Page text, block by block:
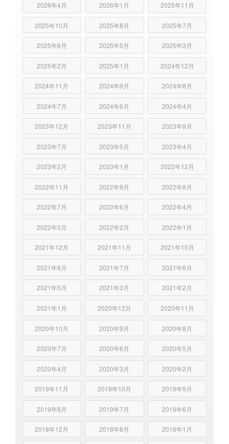
2026年4月 2026年1月 2025年11月
2025年10月 2025年8月 2025年7月
2025年6月 2025年5月 2025年3月
2025年2月 2025年1月 2024年12月
2024年11月 2024年9月 2024年8月
2024年7月 2024年6月 2024年4月
2023年12月 2023年11月 2023年9月
2023年7月 2023年5月 2023年4月
2023年2月 2023年1月 2022年12月
2022年11月 2022年9月 2022年8月
2022年7月 2022年6月 2022年4月
2022年3月 2022年2月 2022年1月
2021年12月 2021年11月 2021年10月
2021年8月 2021年7月 2021年6月
2021年5月 2021年3月 2021年2月
2021年1月 2020年12月 2020年11月
2020年10月 2020年9月 2020年8月
2020年7月 2020年6月 2020年5月
2020年4月 2020年3月 2020年2月
2019年11月 2019年10月 2019年9月
2019年8月 2019年7月 2019年6月
2018年12月 2018年8月 2018年1月